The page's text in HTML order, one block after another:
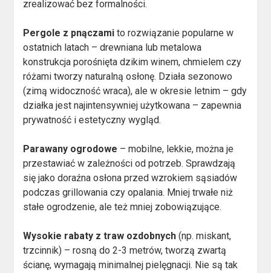
zrealizować bez formalności.
Pergole z pnączami to rozwiązanie popularne w
ostatnich latach – drewniana lub metalowa
konstrukcja porośnięta dzikim winem, chmielem czy
różami tworzy naturalną osłonę. Działa sezonowo
(zimą widoczność wraca), ale w okresie letnim – gdy
działka jest najintensywniej użytkowana – zapewnia
prywatność i estetyczny wygląd.
Parawany ogrodowe – mobilne, lekkie, można je
przestawiać w zależności od potrzeb. Sprawdzają
się jako doraźna osłona przed wzrokiem sąsiadów
podczas grillowania czy opalania. Mniej trwałe niż
stałe ogrodzenie, ale też mniej zobowiązujące.
Wysokie rabaty z traw ozdobnych (np. miskant,
trzcinnik) – rosną do 2-3 metrów, tworzą zwartą
ścianę, wymagają minimalnej pielęgnacji. Nie są tak